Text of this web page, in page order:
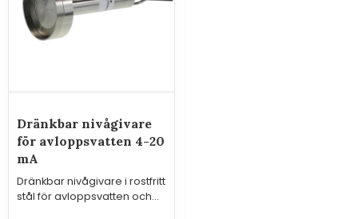
Dränkbar nivågivare
för avloppsvatten 4-20
mA
Dränkbar nivågivare i rostfritt
stål för avloppsvatten och